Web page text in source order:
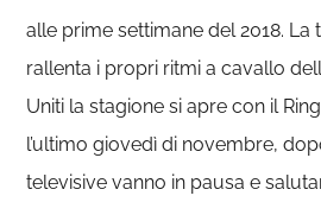
alle prime settimane del 2018. La
rallenta i propri ritmi a cavallo
Uniti la stagione si apre con il
l’ultimo giovedì di novembre,
televisive vanno in pausa e